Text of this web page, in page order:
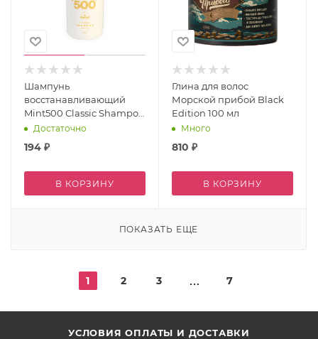
Шампунь
восстанавливающий
Mint500 Classic Shampoo
Melon Mint 50 мл
Достаточно
194 ₽
В КОРЗИНУ
Глина для волос
Морской прибой Black
Edition 100 мл
Много
810 ₽
В КОРЗИНУ
ПОКАЗАТЬ ЕЩЕ
1 2 3 7
УСЛОВИЯ ОПЛАТЫ И ДОСТАВКИ